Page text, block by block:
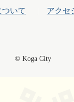
いて アクセ
© Koga City